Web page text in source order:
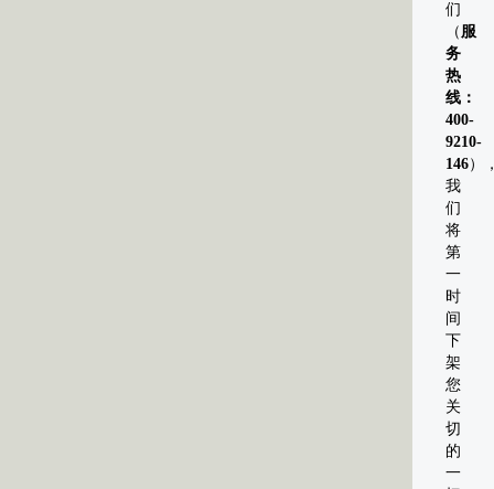
们
（ 服
务
热
线：
400-
9210-
146）
我
们
将
第
一
时
间
下
架
您
关
切
的
一